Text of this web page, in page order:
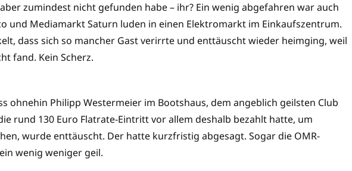
zumindest nicht gefunden habe – ihr? Ein wenig abgefahren war auch
und Mediamarkt Saturn luden in einen Elektromarkt im Einkaufszentrum.
dass sich so mancher Gast verirrte und enttäuscht wieder heimging, weil
fand. Kein Scherz.
ohnehin Philipp Westermeier im Bootshaus, dem angeblich geilsten Club
rund 130 Euro Flatrate-Eintritt vor allem deshalb bezahlt hatte, um
wurde enttäuscht. Der hatte kurzfristig abgesagt. Sogar die OMR-
wenig weniger geil.